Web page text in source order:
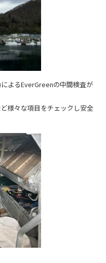
よるEverGreenの中間検査が
様々な項目をチェックし安全